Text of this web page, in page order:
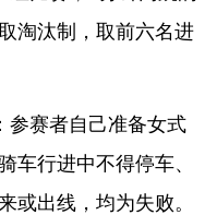
淘汰制，取前六名进
参赛者自己准备女式
车行进中不得停车、
或出线，均为失败。